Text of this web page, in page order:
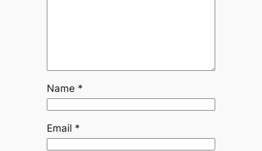
Name *
Email *